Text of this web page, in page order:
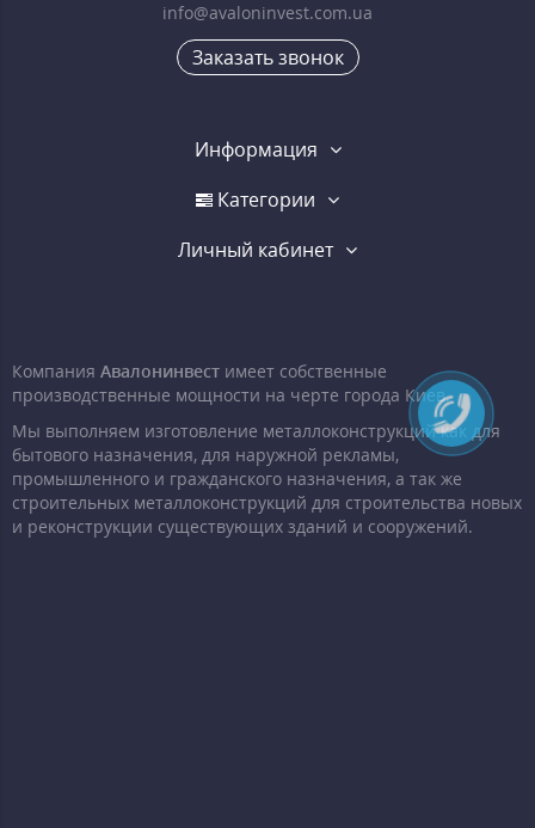
info@avaloninvest.com.ua
Заказать звонок
Информация
Категории
Личный кабинет
Компания Авалонинвест имеет собственные
производственные мощности на черте города Киев.
Мы выполняем изготовление металлоконструкций как для
бытового назначения, для наружной рекламы,
промышленного и гражданского назначения, а так же
строительных металлоконструкций для строительства новых
и реконструкции существующих зданий и сооружений.